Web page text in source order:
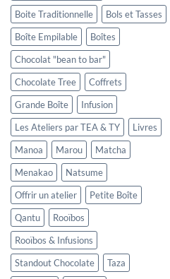
Boite Traditionnelle
Bols et Tasses
Boîte Empilable
Boîtes
Chocolat "bean to bar"
Chocolate Tree
Coffrets
Grande Boîte
Infusion
Les Ateliers par TEA & TY
Livres
Manoa
Marou
Matcha
Menakao
Natsume
Offrir un atelier
Petite Boîte
Qantu
Rooïbos
Rooïbos & Infusions
Standout Chocolate
Taza